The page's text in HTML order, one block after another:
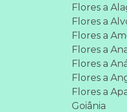
Flores a
Flores a
Flores a
Flores a
Flores a
Flores a
Flores a
Goiânia